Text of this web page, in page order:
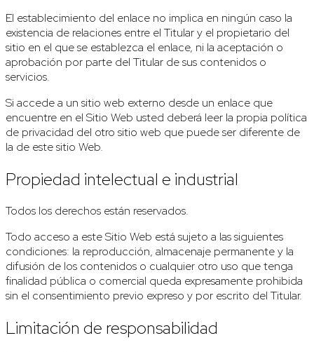
El establecimiento del enlace no implica en ningún caso la
existencia de relaciones entre el Titular y el propietario del
sitio en el que se establezca el enlace, ni la aceptación o
aprobación por parte del Titular de sus contenidos o
servicios.
Si accede a un sitio web externo desde un enlace que
encuentre en el Sitio Web usted deberá leer la propia política
de privacidad del otro sitio web que puede ser diferente de
la de este sitio Web.
Propiedad intelectual e industrial
Todos los derechos están reservados.
Todo acceso a este Sitio Web está sujeto a las siguientes
condiciones: la reproducción, almacenaje permanente y la
difusión de los contenidos o cualquier otro uso que tenga
finalidad pública o comercial queda expresamente prohibida
sin el consentimiento previo expreso y por escrito del Titular.
Limitación de responsabilidad